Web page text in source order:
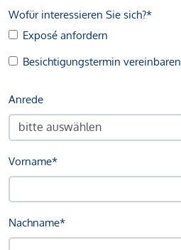
Wofür interessieren Sie sich?*
Exposé anfordern
Besichtigungstermin vereinbaren
Anrede
Vorname*
Nachname*